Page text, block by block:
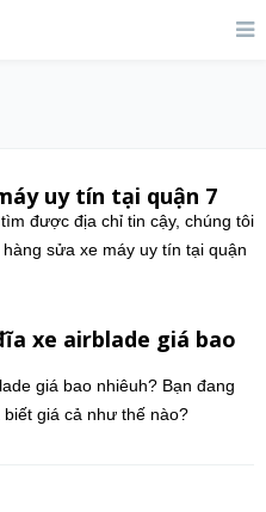
uy tín tại quận 7
được địa chỉ tin cậy, chúng tôi
sửa xe máy uy tín tại quận
xe airblade giá bao
giá bao nhiêuh? Bạn đang
giá cả như thế nào?